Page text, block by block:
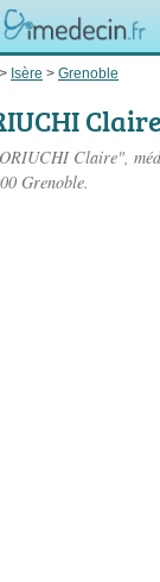
> Isère > Grenoble
Claire
Claire",
Grenoble.